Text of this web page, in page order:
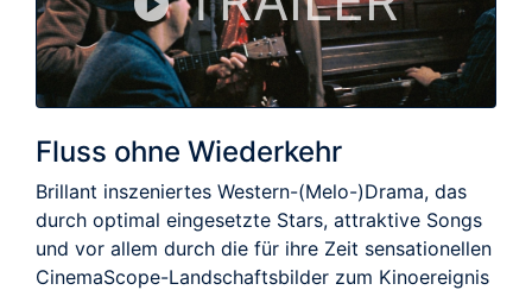
Fluss ohne Wiederkehr
Brillant inszeniertes Western-(Melo-)Drama, das
durch optimal eingesetzte Stars, attraktive Songs
und vor allem durch die für ihre Zeit sensationellen
CinemaScope-Landschaftsbilder zum Kinoereignis